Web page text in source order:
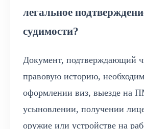
легальное
судимости?
Документ, подтверждающий
правовую историю,
оформлении виз, выезде на
усыновлении, получении
оружие или устройстве на